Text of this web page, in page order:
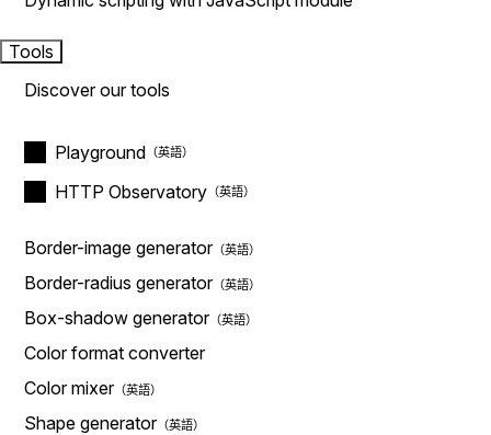
Tools
Discover our tools
Playground
HTTP Observatory
Border-image generator
Border-radius generator
Box-shadow generator
Color format converter
Color mixer
Shape generator